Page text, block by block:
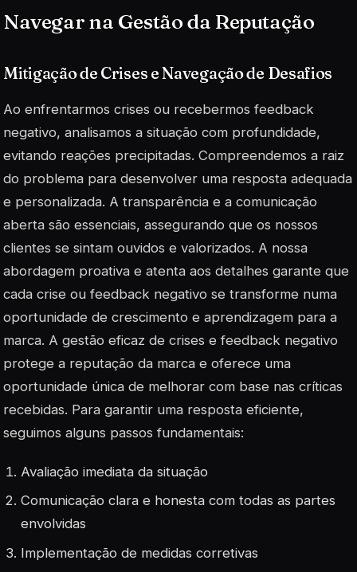
Navegar na Gestão da Reputação
Mitigação de Crises e Navegação de Desafios
Ao enfrentarmos crises ou recebermos feedback
negativo, analisamos a situação com profundidade,
evitando reações precipitadas. Compreendemos a raiz
do problema para desenvolver uma resposta adequada
e personalizada. A transparência e a comunicação
aberta são essenciais, assegurando que os nossos
clientes se sintam ouvidos e valorizados. A nossa
abordagem proativa e atenta aos detalhes garante que
cada crise ou feedback negativo se transforme numa
oportunidade de crescimento e aprendizagem para a
marca. A gestão eficaz de crises e feedback negativo
protege a reputação da marca e oferece uma
oportunidade única de melhorar com base nas críticas
recebidas. Para garantir uma resposta eficiente,
seguimos alguns passos fundamentais:
Avaliação imediata da situação
Comunicação clara e honesta com todas as partes
envolvidas
Implementação de medidas corretivas